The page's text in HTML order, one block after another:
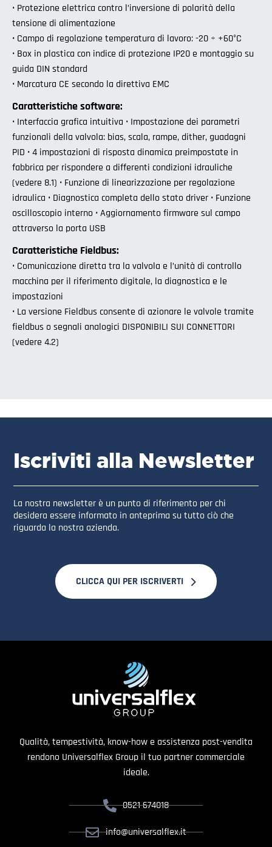
• Protezione elettrica contro l’inversione di polarità della
tensione di alimentazione
• Campo di regolazione temperatura di lavoro: -20 ÷ +60°C
• Box in plastica con indice di protezione IP20 e montaggio su
guida DIN standard
• Marcatura CE secondo la direttiva EMC
Caratteristiche software:
• Interfaccia grafica intuitiva • Impostazione dei parametri
funzionali della valvola: bias, scala, rampe, dither, guadagni
PID • 4 impostazioni di risposta dinamica preimpostate in
fabbrica per rispondere a differenti condizioni idrauliche
(vedere 8.1) • Funzione di linearizzazione per regolazione
idraulica • Diagnostica completa dello stato driver • Funzione
oscilloscopio interno • Aggiornamento firmware sul campo
attraverso la porta USB
Caratteristiche Fieldbus:
• Comunicazione diretta tra la valvola e l’unità di controllo
macchina per il riferimento digitale, la diagnostica e le
impostazioni
• La versione Fieldbus consente di azionare le valvole tramite
fieldbus o segnali analogici DISPONIBILI SUI CONNETTORI
(vedere 4.2)
Iscriviti alla Newsletter
La nostra newsletter è un punto di riferimento per chi
desidera essere informato in anteprima su tutto ciò che
riguarda la nostra azienda.
CLICCA QUI PER ISCRIVERTI
Qualità, tempestività, know-how e assistenza post-vendita
rendono Universalflex Group il tuo partner commerciale
ideale.
0521 674018
info@universalflex.it